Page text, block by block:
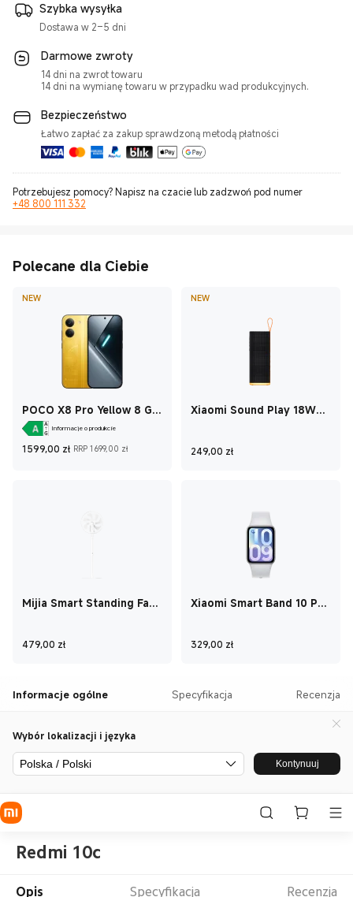
Szybka wysyłka
Dostawa w 2–5 dni
Darmowe zwroty
14 dni na zwrot towaru
14 dni na wymianę towaru w przypadku wad produkcyjnych.
Bezpieczeństwo
Łatwo zapłać za zakup sprawdzoną metodą płatności
Potrzebujesz pomocy? Napisz na czacie lub zadzwoń pod numer
+48 800 111 332
Polecane dla Ciebie
NEW
POCO X8 Pro Yellow 8 GB
+ 256 GBInformacje o produkcie
1 599,00 zł Current Price zł1 599
RRP 1 699,00 złCena rynkowa 1 699,00 zł
NEW
Xiaomi Sound Play 18W
249,00 zł
Mijia Smart Standing Fan
479,00 zł
Xiaomi Smart Band 10 Pro
329,00 zł
Informacje ogólne Specyfikacja Recenzja